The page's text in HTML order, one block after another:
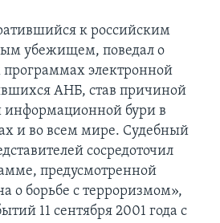
к российским
убежищем, поведал о
электронной
АНБ, став причиной
бури в
и во всем мире. Судебный
сосредоточил
предусмотренной
о борьбе с терроризмом»,
11 сентября 2001 года с